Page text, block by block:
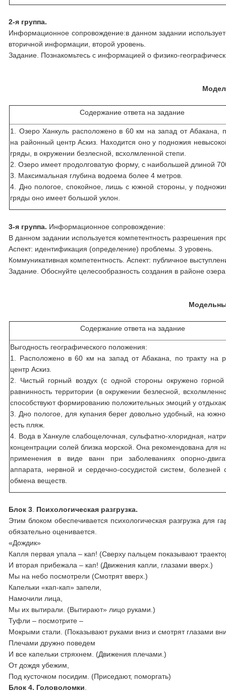
2-я группа.
Информационное сопровождение:в данном задании
вторичной информации, второй уровень.
Задание. Познакомьтесь с информацией о физико-
Содержание ответа на задание
1. Озеро Ханкуль расположено в 60 км на запад от Абакана,
на районный центр Аскиз. Находится оно у подножия
гряды, в окружении безлесной, всхолмленной степи.
2. Озеро имеет продолговатую форму, с наибольшей длиной
3. Максимальная глубина водоема более 4 метров.
4. Дно пологое, спокойное, лишь с южной стороны, у
гряды оно имеет большой уклон.
3-я группа. Информационное сопровождение:
В данном задании используется компетентность разрешения
Аспект: идентификация (определение) проблемы. 3 уровень.
Коммуникативная компетентность. Аспект: публичное
Задание. Обоснуйте целесообразность создания в районе
Содержание ответа на задание
Выгодность географического положения:
1. Расположено в 60 км на запад от Абакана, по тракту на
центр Аскиз.
2. Чистый горный воздух (с одной стороны окружено горной
равнинность территории (в окружении безлесной,
способствуют формированию положительных эмоций у
3. Дно пологое, для купания берег довольно удобный, на
есть пляж.
4. Вода в Ханкуле слабощелочная, сульфатно-хлоридная,
концентрации солей близка морской. Она рекомендована для
применения в виде ванн при заболеваниях опорно-
аппарата, нервной и сердечно-сосудистой систем, болезней
обмена веществ.
Блок 3 Психологическая разгрузка.
Этим блоком обеспечивается психологическая разгрузка для
обязательно оценивается.
«Дождик»
Капля первая упала – кап! (Сверху пальцем показывают
И вторая прибежала – кап! (Движения капли, глазами вверх.)
Мы на небо посмотрели (Смотрят вверх.)
Капельки «кап-кап» запели,
Намочили лица,
Мы их вытирали. (Вытирают» лицо руками.)
Туфли – посмотрите –
Мокрыми стали. (Показывают руками вниз и смотрят глазами
Плечами дружно поведем
И все капельки стряхнем. (Движения плечами.)
От дождя убежим,
Под кусточком посидим. (Приседают, поморгать)
Блок 4. Головоломки